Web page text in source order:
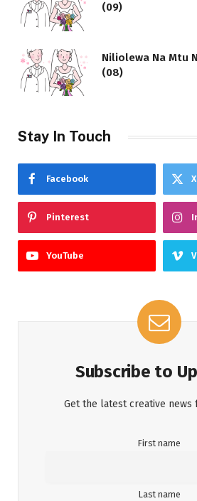
(09)
Niliolewa Na Mtu
(08)
Stay In Touch
Facebook X
Pinterest
YouTube
Subscribe to
Get the latest creative news
First name
Last name